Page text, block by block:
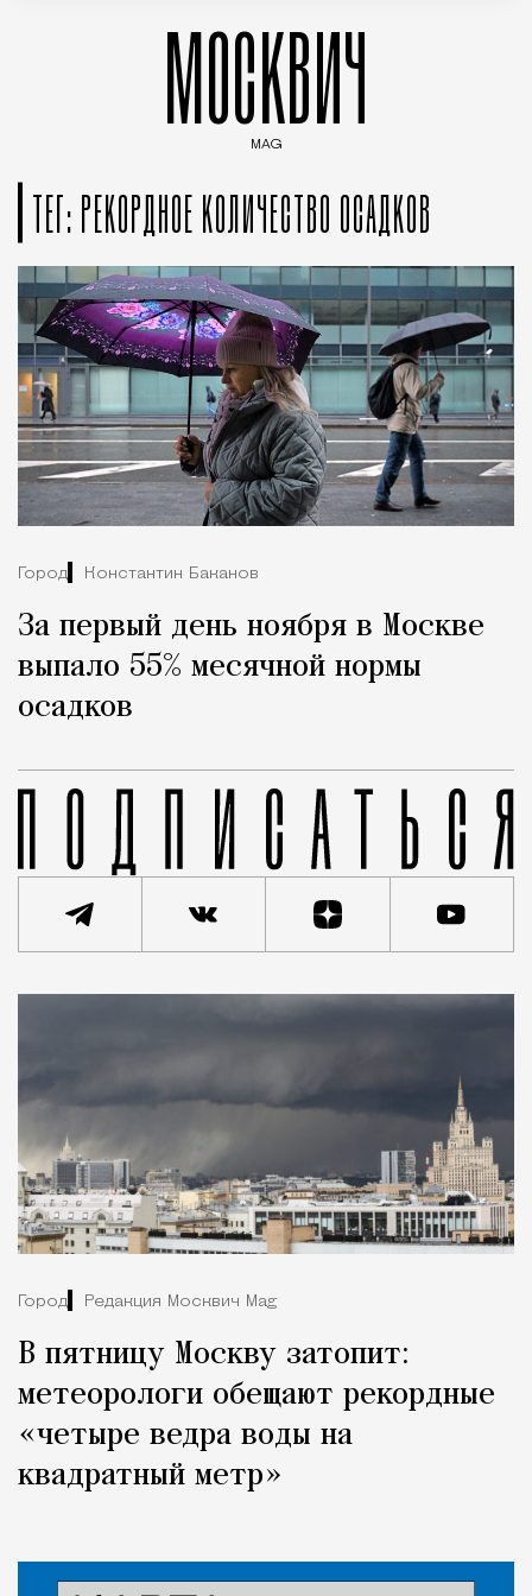
МОСКВИЧ
MAG
ТЕГ: РЕКОРДНОЕ КОЛИЧЕСТВО ОСАДКОВ
Город Константин Баканов
За первый день ноября в Москве
выпало 55% месячной нормы
осадков
Город Редакция Москвич Mag
В пятницу Москву затопит:
метеорологи обещают рекордные
«четыре ведра воды на
квадратный метр»